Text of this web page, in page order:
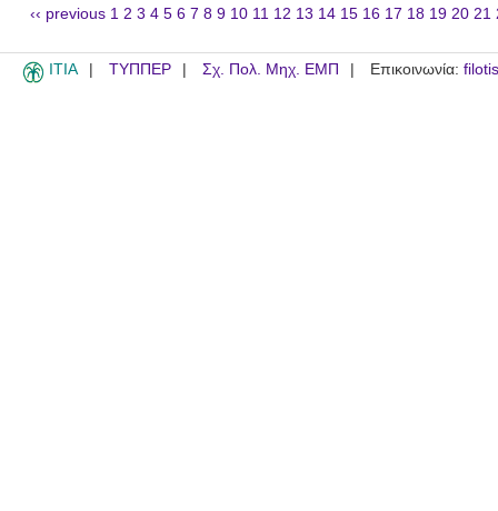
‹‹ previous 1 2 3 4 5 6 7 8 9 10 11 12 13 14 15 16 17 18 19 20 21
ITIA ΤΥΠΠΕΡ Σχ. Πολ. Μηχ. ΕΜΠ Επικοινωνία: